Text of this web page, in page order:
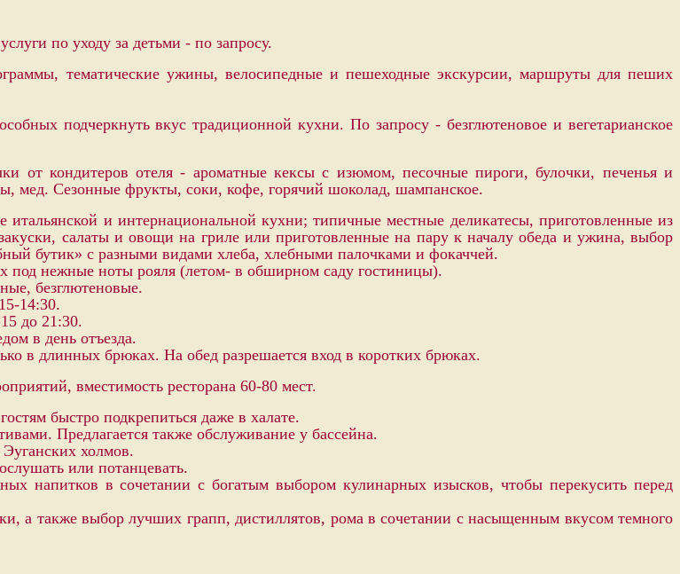
по уходу за детьми - по запросу.
тематические ужины, велосипедные и пешеходные экскурсии, маршруты для пеших
подчеркнуть вкус традиционной кухни. По запросу - безглютеновое и вегетарианское
от кондитеров отеля - ароматные кексы с изюмом, песочные пироги, булочки, печенья и
мед. Сезонные фрукты, соки, кофе, горячий шоколад, шампанское.
итальянской и интернациональной кухни; типичные местные деликатесы, приготовленные из
салаты и овощи на гриле или приготовленные на пару к началу обеда и ужина, выбор
бутик» с разными видами хлеба, хлебными палочками и фокаччей.
под нежные ноты рояля (летом- в обширном саду гостиницы).
безглютеновые.
14:30.
до 21:30.
в день отъезда.
в длинных брюках. На обед разрешается вход в коротких брюках.
вместимость ресторана 60-80 мест.
быстро подкрепиться даже в халате.
Предлагается также обслуживание у бассейна.
холмов.
или потанцевать.
напитков в сочетании с богатым выбором кулинарных изысков, чтобы перекусить перед
а также выбор лучших грапп, дистиллятов, рома в сочетании с насыщенным вкусом темного